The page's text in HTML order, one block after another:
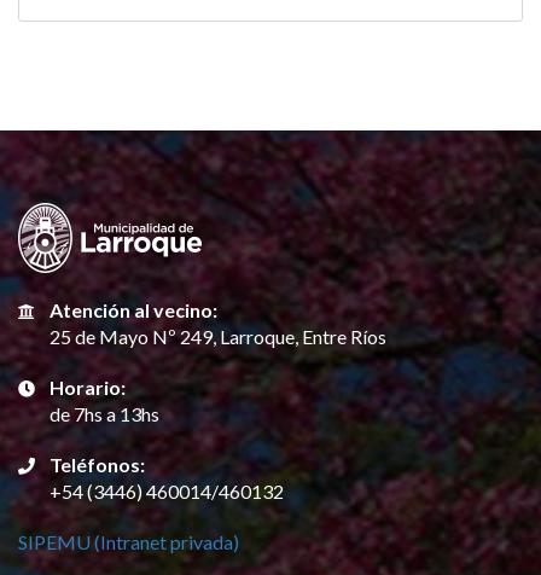
Atención al vecino:
25 de Mayo Nº 249, Larroque, Entre Ríos
Horario:
de 7hs a 13hs
Teléfonos:
+54 (3446) 460014/460132
SIPEMU (Intranet privada)